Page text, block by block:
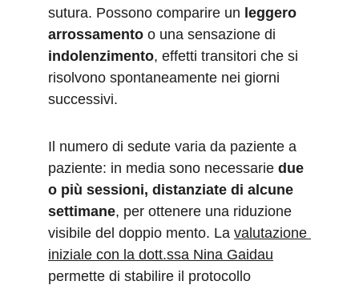
sutura. Possono comparire un leggero
arrossamento o una sensazione di
indolenzimento, effetti transitori che si
risolvono spontaneamente nei giorni
successivi.
Il numero di sedute varia da paziente a
paziente: in media sono necessarie due
o più sessioni, distanziate di alcune
settimane, per ottenere una riduzione
visibile del doppio mento. La valutazione
iniziale con la dott.ssa Nina Gaidau
permette di stabilire il protocollo